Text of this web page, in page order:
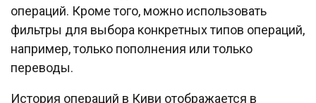
операций. Кроме того, можно использовать
фильтры для выбора конкретных типов операций,
например, только пополнения или только
переводы.
История операций в Киви отображается в